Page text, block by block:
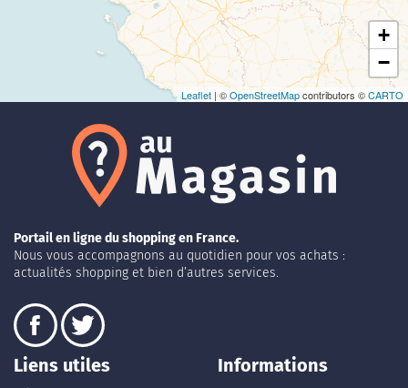
+
−
Leaflet | ©OpenStreetMapcontributors ©CARTO
Portail en ligne du shopping en France.
Nous vous accompagnons au quotidien pour vos achats :
actualités shopping et bien d’autres services.
Liens utiles Informations